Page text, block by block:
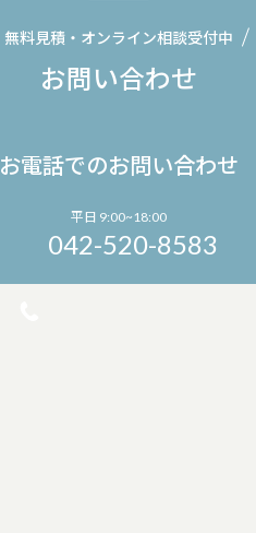
無料見積・オンライン相談受付中
お問い合わせ
お電話でのお問い合わせ
平日 9:00~18:00
042-520-8583